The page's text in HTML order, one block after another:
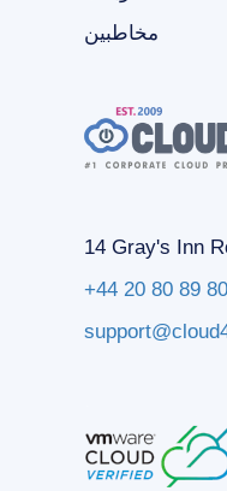
مخاطبین
14 Gray's Inn
+44 20 80 89